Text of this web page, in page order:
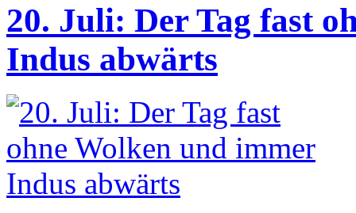
20. Juli: Der Tag fast
Indus abwärts